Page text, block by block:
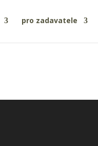
pro zadavatele